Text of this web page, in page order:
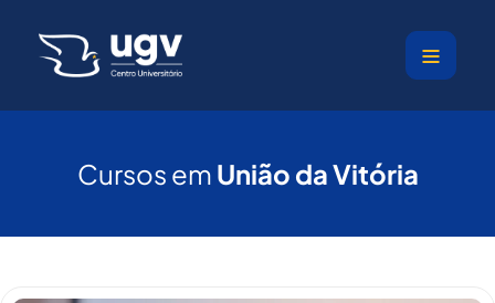
Cursos em União da Vitória